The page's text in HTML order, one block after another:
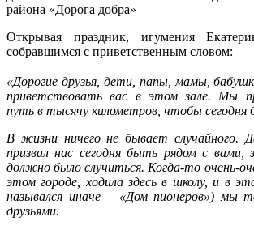
района «Дорога добра»
Открывая праздник, игумения
собравшимся с приветственным словом:
«Дорогие друзья, дети, папы, мамы,
приветствовать вас в этом зале. Мы
путь в тысячу километров, чтобы сегодня
В жизни ничего не бывает случайного.
призвал нас сегодня быть рядом с
должно было случиться. Когда-то очень-
этом городе, ходила здесь в школу, и в
назывался иначе – «Дом пионеров») мы
друзьями.